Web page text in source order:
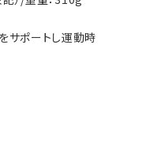
サポートし運動時